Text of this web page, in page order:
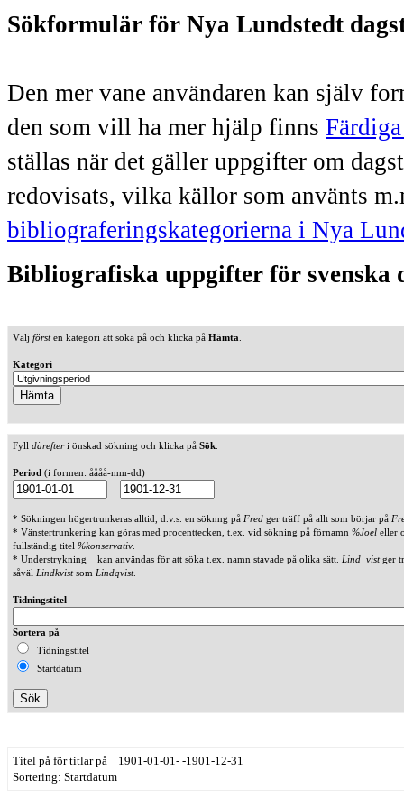
Sökformulär för Nya Lundstedt
Den mer vane användaren kan själv
den som vill ha mer hjälp finns
ställas när det gäller uppgifter om
redovisats, vilka källor som använts
bibliograferingskategorierna i Nya
Bibliografiska uppgifter för svenska
Välj försten kategori att söka på och klicka på Hämta
Kategori
Fyll därefteri önskad sökning och klicka på Sök
Period (i formen: åååå-mm-dd)
--
* Sökningen högertrunkeras alltid, d.v.s. en söknng på Fred ger träff på allt som börjar på
* Vänstertrunkering kan göras med procenttecken, t.ex. vid sökning på förnamn %Joel eller
fullständig titel %konservativ
* Understrykning _ kan användas för att söka t.ex. namn stavade på olika sätt. Lind_vistger
såväl Lindkvistsom Lindqvist.
Tidningstitel
Sortera på
Tidningstitel
Startdatum
Titel på för titlar på 1901-01-01- -1901-12-31
Sortering: Startdatum